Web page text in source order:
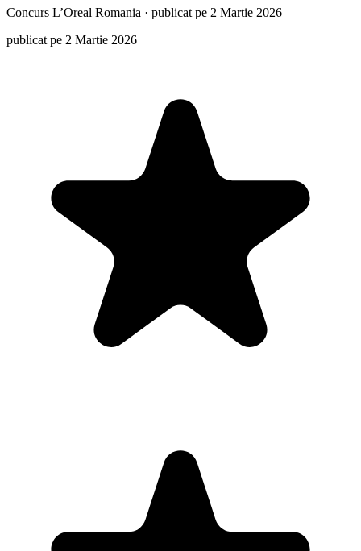
Concurs L’Oreal Romania · publicat pe 2 Martie 2026
publicat pe 2 Martie 2026